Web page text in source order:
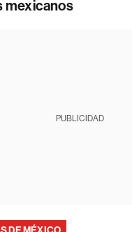
mexicanos
PUBLICIDAD